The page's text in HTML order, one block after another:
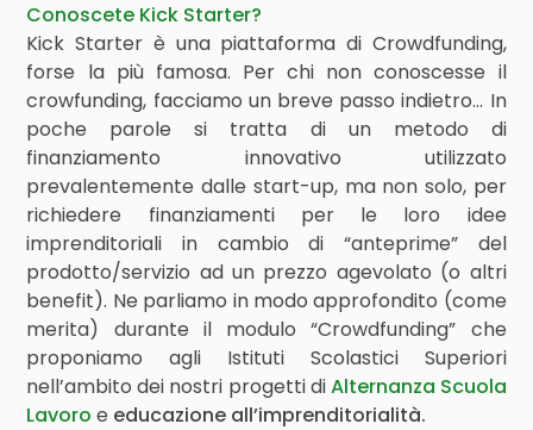
Conoscete Kick Starter?
Kick Starter è una piattaforma di Crowdfunding,
forse la più famosa. Per chi non conoscesse il
crowfunding, facciamo un breve passo indietro… In
poche parole si tratta di un metodo di
finanziamento innovativo utilizzato
prevalentemente dalle start-up, ma non solo, per
richiedere finanziamenti per le loro idee
imprenditoriali in cambio di “anteprime” del
prodotto/servizio ad un prezzo agevolato (o altri
benefit). Ne parliamo in modo approfondito (come
merita) durante il modulo “Crowdfunding” che
proponiamo agli Istituti Scolastici Superiori
nell’ambito dei nostri progetti diAlternanza Scuola
Lavoro e educazione all’imprenditorialità.